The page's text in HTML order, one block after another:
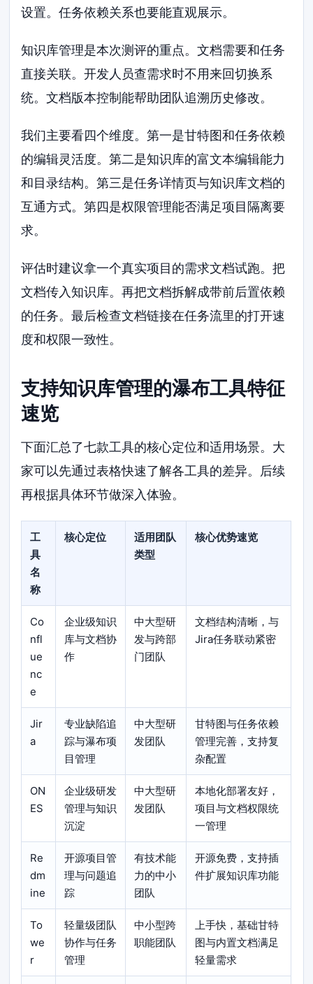
设置。任务依赖关系也要能直观展示。
知识库管理是本次测评的重点。文档需要和任务
直接关联。开发人员查需求时不用来回切换系
统。文档版本控制能帮助团队追溯历史修改。
我们主要看四个维度。第一是甘特图和任务依赖
的编辑灵活度。第二是知识库的富文本编辑能力
和目录结构。第三是任务详情页与知识库文档的
互通方式。第四是权限管理能否满足项目隔离要
求。
评估时建议拿一个真实项目的需求文档试跑。把
文档传入知识库。再把文档拆解成带前后置依赖
的任务。最后检查文档链接在任务流里的打开速
度和权限一致性。
支持知识库管理的瀑布工具特征
速览
下面汇总了七款工具的核心定位和适用场景。大
家可以先通过表格快速了解各工具的差异。后续
再根据具体环节做深入体验。
工
具
名
称
核心定位
适用团队
类型
核心优势速览
Co
nfl
ue
nc
e
企业级知识
库与文档协
作
中大型研
发与跨部
门团队
文档结构清晰，与
Jira任务联动紧密
Jir
a
专业缺陷追
踪与瀑布项
目管理
中大型研
发团队
甘特图与任务依赖
管理完善，支持复
杂配置
ON
ES
企业级研发
管理与知识
沉淀
中大型研
发团队
本地化部署友好，
项目与文档权限统
一管理
Re
dm
ine
开源项目管
理与问题追
踪
有技术能
力的中小
团队
开源免费，支持插
件扩展知识库功能
To
we
r
轻量级团队
协作与任务
管理
中小型跨
职能团队
上手快，基础甘特
图与内置文档满足
轻量需求